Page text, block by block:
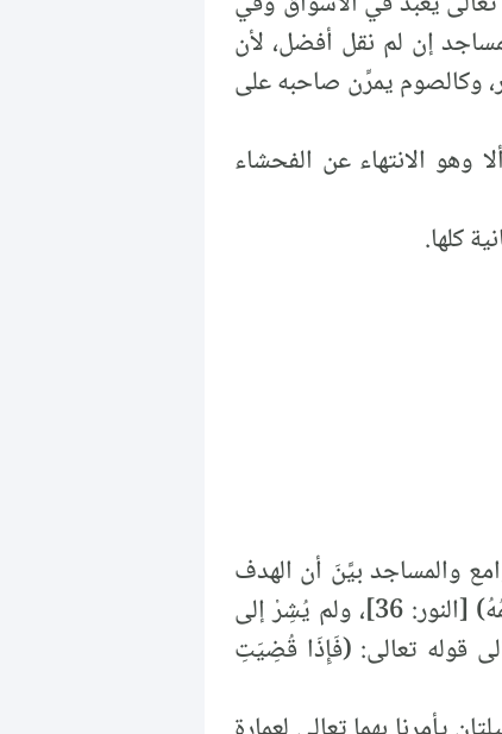
إن لم نقل أفضل، لأن
وكالصوم يمرِّن صاحبه على
الانتهاء عن الفحشاء
كلها.
عن الجوامع والمساجد بيَّنَ أن الهدف
من بنائها هو ذكر اسم الله، وذلك في قوله تعالى: (فِي بُيُوتٍ أَذِنَ اللَّهُ أَن تُرْفَعَ وَيُذْكَرَ فِيهَا اسْمُهُ) [النور: 36]، ولم يُشِرْ إلى
قوله تعالى: (فَإِذَا قُضِيَتِ